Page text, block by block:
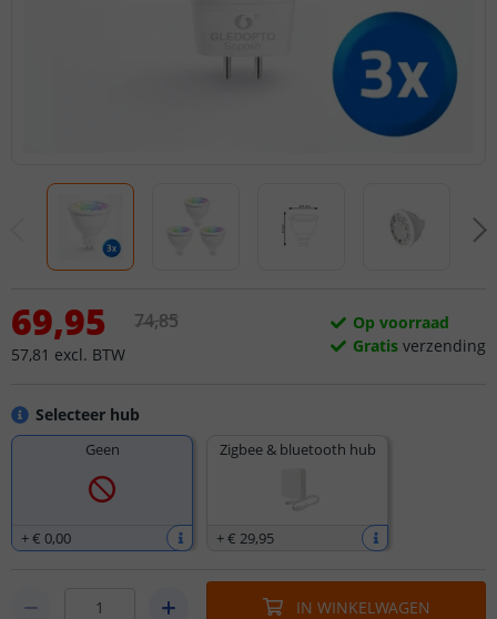
Selecteer hub
Geen
+€ 0,00
Zigbee & bluetooth hub
+€ 29,95
69,95
57,81 excl. BTW
74,85
Op voorraad
Gratis verzending
IN WINKELWAGEN